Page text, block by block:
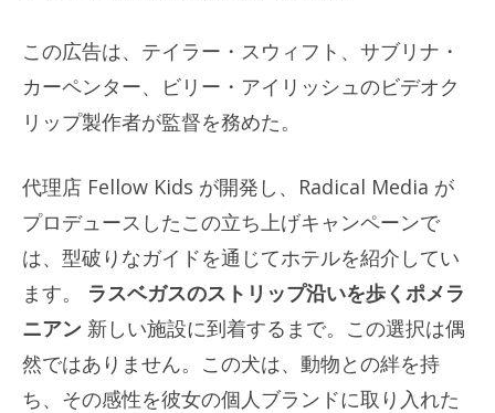
この広告は、テイラー・スウィフト、サブリナ・
カーペンター、ビリー・アイリッシュのビデオク
リップ製作者が監督を務めた。
代理店 Fellow Kids が開発し、Radical Media が
プロデュースしたこの立ち上げキャンペーンで
は、型破りなガイドを通じてホテルを紹介してい
ます。 ラスベガスのストリップ沿いを歩くポメラ
ニアン 新しい施設に到着するまで。この選択は偶
然ではありません。この犬は、動物との絆を持
ち、その感性を彼女の個人ブランドに取り入れた